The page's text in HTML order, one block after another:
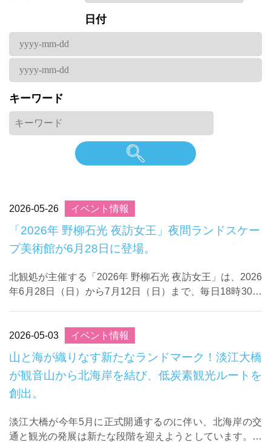
日付
キーワード
2026-05-26 イベント情報
「2026年 野柳石光 夜訪女王」夜間ランドスケー
プ美術館が6月28日に登場。
北観処が主催する「2026年 野柳石光 夜訪女王」は、2026
年6月28日（日）から7月12日（日）まで、毎日18時30分
2026-05-03
イベント情報
山と海が織りなす新たなランドマーク！淡江大橋
が観音山から北海岸を結び、低炭素観光ルートを
創出。
淡江大橋が今年5月に正式開通するのに伴い、北海岸の交
通と観光の発展は新たな段階を迎えようとしています。淡